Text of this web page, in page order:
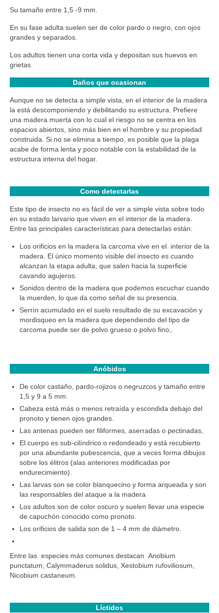
Su tamaño entre 1,5 -9 mm.
En su fase adulta suelen ser de color pardo o negro, con ojos
grandes y separados.
Los adultos tienen una corta vida y depositan sus huevos en
grietas.
Daños que ocasionan
Aunque no se detecta a simple vista, en el interior de la madera
la está descomponiendo y debilitando su estructura. Prefiere
una madera muerta con lo cual el riesgo no se centra en los
espacios abiertos, sino más bien en el hombre y su propiedad
construida. Si no se elimina a tiempo, es posible que la plaga
acabe de forma lenta y poco notable con la estabilidad de la
estructura interna del hogar.
Como detectarlas
Este tipo de insecto no es fácil de ver a simple vista sobre todo
en su estado larvario que viven en el interior de la madera.
Entre las principales características para detectarlas están:
Los orificios en la madera la carcoma vive en el interior de la
madera. El único momento visible del insecto es cuando
alcanzan la etapa adulta, que salen hacia la superficie
cavando agujeros.
Sonidos dentro de la madera que podemos escuchar cuando
la muerden, lo que da como señal de su presencia.
Serrín acumulado en el suelo resultado de su excavación y
mordisqueo en la madera que dependiendo del tipo de
carcoma puede ser de polvo grueso o polvo fino,.
Anóbidos
De color castaño, pardo-rojizos o negruzcos y tamaño entre
1,5 y 9 a 5 mm.
Cabeza está más o menos retraída y escondida debajo del
pronoto y tienen ojos grandes.
Las antenas pueden ser filiformes, aserradas o pectinadas,
El cuerpo es sub-cilíndrico o redondeado y está recubierto
por una abundante pubescencia, que a veces forma dibujos
sobre los élitros (alas anteriores modificadas por
endurecimiento).
Las larvas son se color blanquecino y forma arqueada y son
las responsables del ataque a la madera
Los adultos son de color oscuro y suelen llevar una especie
de capuchón conocido como pronoto.
Los orificios de salida son de 1 – 4 mm de diámetro.
Entre las especies más comunes destacan Anobium
punctatum, Calymmaderus solidus, Xestobium rufoviliosum,
Nicobium castaneum.
Líctidos